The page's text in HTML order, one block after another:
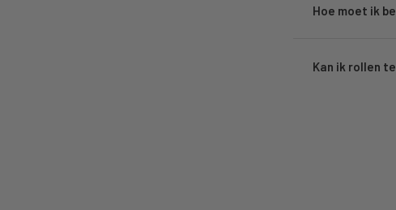
Hoe moet ik
Kan ik rollen